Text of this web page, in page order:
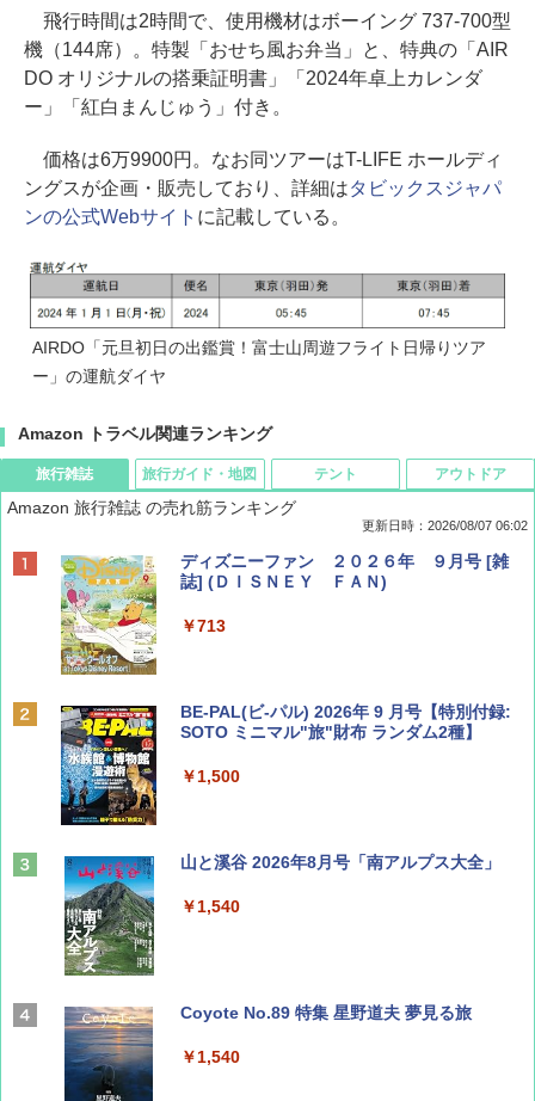
飛行時間は2時間で、使用機材はボーイング 737-700型
機（144席）。特製「おせち風お弁当」と、特典の「AIR
DO オリジナルの搭乗証明書」「2024年卓上カレンダ
ー」「紅白まんじゅう」付き。
価格は6万9900円。なお同ツアーはT-LIFE ホールディ
ングスが企画・販売しており、詳細はタビックスジャパ
ンの公式Webサイト に記載している。
AIRDO「元旦初日の出鑑賞！富士山周遊フライト日帰りツア
ー」の運航ダイヤ
Amazon トラベル関連ランキング
旅行雑誌
Amazon 旅行雑誌 の売れ筋ランキング
更新日時：2026/08/07 06:02
ディズニーファン ２０２６年 ９月号 [雑
誌] (ＤＩＳＮＥＹ ＦＡＮ)
￥713
BE-PAL(ビ-パル) 2026年 9 月号【特別付録:
SOTO ミニマル"旅"財布 ランダム2種】
￥1,500
山と溪谷 2026年8月号「南アルプス大全」
￥1,540
Coyote No.89 特集 星野道夫 夢見る旅
￥1,540
旅行ガイド・地図 テント アウトドア